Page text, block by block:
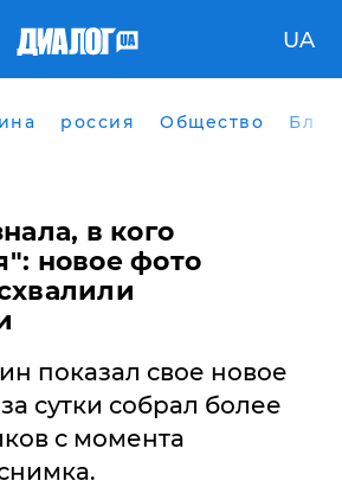
UA
россия Общество
в кого
новое фото
показал свое новое
сутки собрал более
с момента